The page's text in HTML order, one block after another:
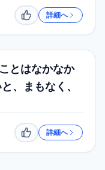
いいね詳細へ
とはなかなか
、まもなく、
いいね詳細へ